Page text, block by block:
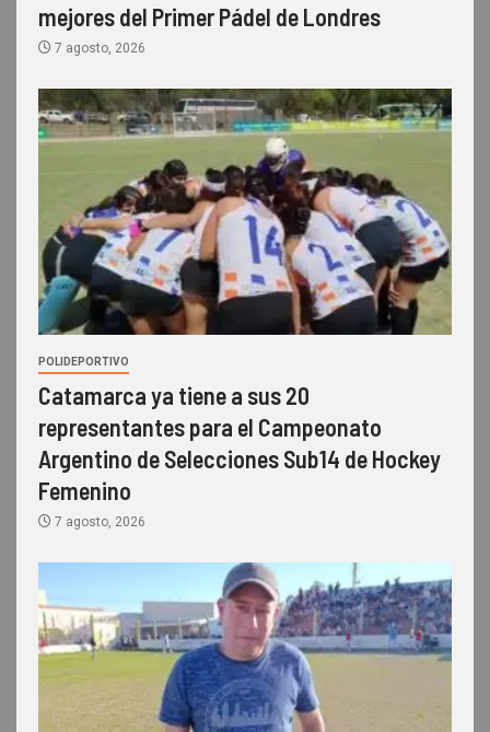
mejores del Primer Pádel de Londres
7 agosto, 2026
POLIDEPORTIVO
Catamarca ya tiene a sus 20
representantes para el Campeonato
Argentino de Selecciones Sub14 de Hockey
Femenino
7 agosto, 2026